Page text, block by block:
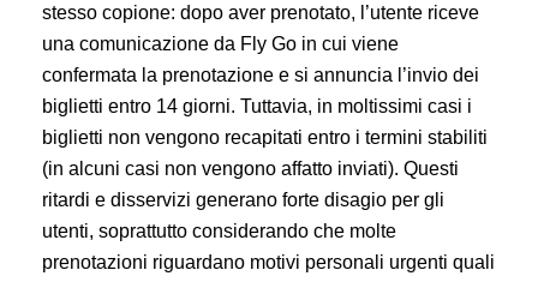
stesso copione: dopo aver prenotato, l’utente riceve
una comunicazione da Fly Go in cui viene
confermata la prenotazione e si annuncia l’invio dei
biglietti entro 14 giorni. Tuttavia, in moltissimi casi i
biglietti non vengono recapitati entro i termini stabiliti
(in alcuni casi non vengono affatto inviati). Questi
ritardi e disservizi generano forte disagio per gli
utenti, soprattutto considerando che molte
prenotazioni riguardano motivi personali urgenti quali